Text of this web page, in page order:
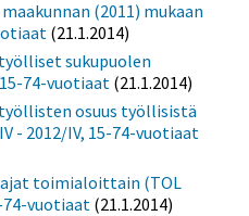
(2011) mukaan
(21.1.2014)
sukupuolen
74-vuotiaat (21.1.2014)
osuus työllisistä
- 2012/IV, 15-74-vuotiaat
toimialoittain (TOL
74-vuotiaat (21.1.2014)